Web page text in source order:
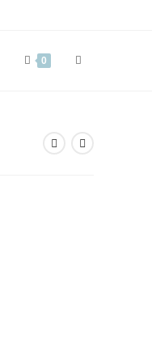
0 Website-